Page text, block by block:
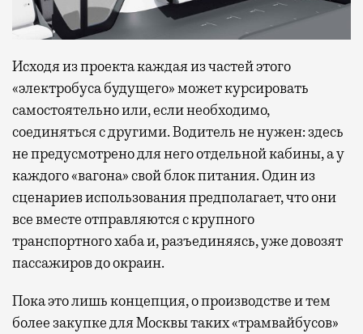
Исходя из проекта каждая из частей этого
«электробуса будущего» может курсировать
самостоятельно или, если необходимо,
соединяться с другими. Водитель не нужен: здесь
не предусмотрено для него отдельной кабины, а у
каждого «вагона» свой блок питания. Один из
сценариев использования предполагает, что они
все вместе отправляются с крупного
транспортного хаба и, разъединяясь, уже довозят
пассажиров до окраин.
Пока это лишь концепция, о производстве и тем
более закупке для Москвы таких «трамвайбусов»